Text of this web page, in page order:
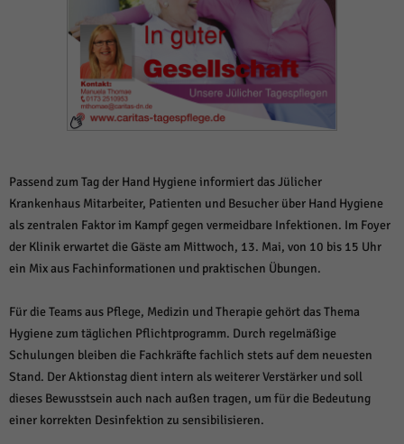
Passend zum Tag der Hand Hygiene informiert das Jülicher
Krankenhaus Mitarbeiter, Patienten und Besucher über Hand Hygiene
als zentralen Faktor im Kampf gegen vermeidbare Infektionen. Im Foyer
der Klinik erwartet die Gäste am Mittwoch, 13. Mai, von 10 bis 15 Uhr
ein Mix aus Fachinformationen und praktischen Übungen.
Für die Teams aus Pflege, Medizin und Therapie gehört das Thema
Hygiene zum täglichen Pflichtprogramm. Durch regelmäßige
Schulungen bleiben die Fachkräfte fachlich stets auf dem neuesten
Stand. Der Aktionstag dient intern als weiterer Verstärker und soll
dieses Bewusstsein auch nach außen tragen, um für die Bedeutung
einer korrekten Desinfektion zu sensibilisieren.
Alle akzeptieren Speichern und weiter
Zurück
Datenschutzeinstellungen
Essenziell (1)
Cookie-Informationen anzeigen
Statistiken (1)
Statistik Cookies erfassen Informationen anonym. Diese Informationen helfen
Cookie-Informationen anzeigen
Marketing (1)
Marketing-Cookies werden von Drittanbietern oder Publishern verwendet,
um personalisierte Werbung anzuzeigen. Sie tun dies, indem sie Besucher
über Websites hinweg verfolgen.